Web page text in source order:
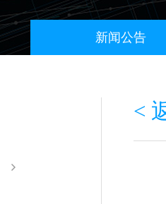
新闻公告
<